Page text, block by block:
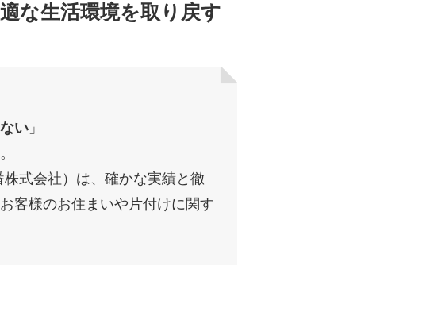
な生活環境を取り戻す
い 」
式会社）は、確かな実績と徹
客様のお住まいや片付けに関す